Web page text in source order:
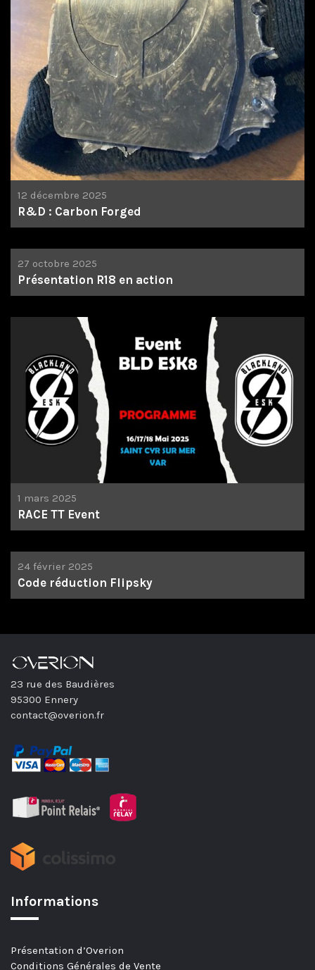
12 décembre 2025
R&D : Carbon Forged
27 octobre 2025
Présentation R18 en action
1 mars 2025
RACE TT Event
24 février 2025
Code réduction Flipsky
23 rue des Baudières
95300 Ennery
contact@overion.fr
Informations
Présentation d’Overion
Conditions Générales de Vente